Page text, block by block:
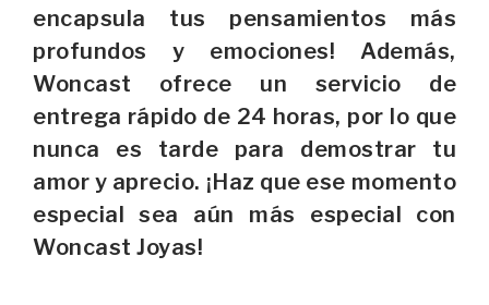
encapsula tus pensamientos más
profundos y emociones! Además,
Woncast ofrece un servicio de
entrega rápido de 24 horas, por lo que
nunca es tarde para demostrar tu
amor y aprecio. ¡Haz que ese momento
especial sea aún más especial con
Woncast Joyas!